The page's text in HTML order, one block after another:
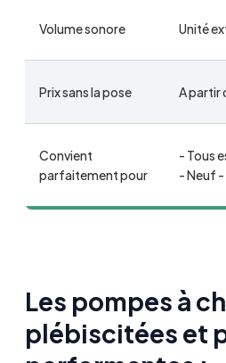
Volume sonore Unité
Prix sans la pose A partir
Convient
parfaitement pour
- Tous
- Neuf
Les pompes à
plébiscitées et